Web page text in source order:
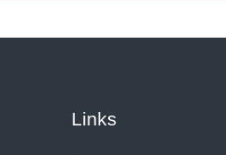
Links